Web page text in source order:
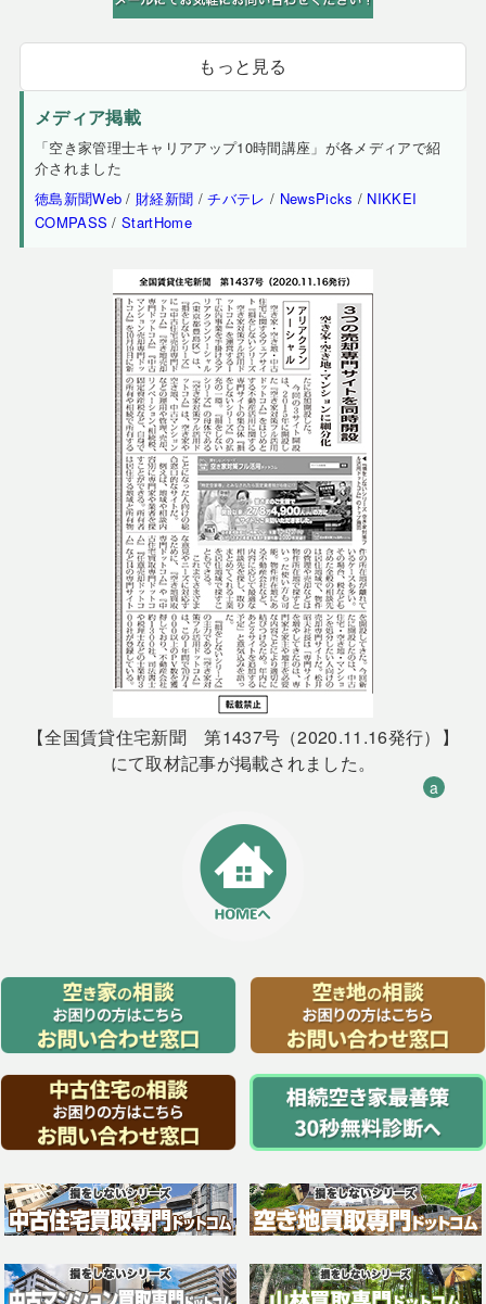
もっと見る
メディア掲載
「空き家管理士キャリアアップ10時間講座」が各メディアで紹
介されました
徳島新聞Web / 財経新聞 /チバテレ / NewsPicks / NIKKEI
COMPASS /StartHome
【全国賃貸住宅新聞 第1437号（2020.11.16発行）】
にて取材記事が掲載されました。
a